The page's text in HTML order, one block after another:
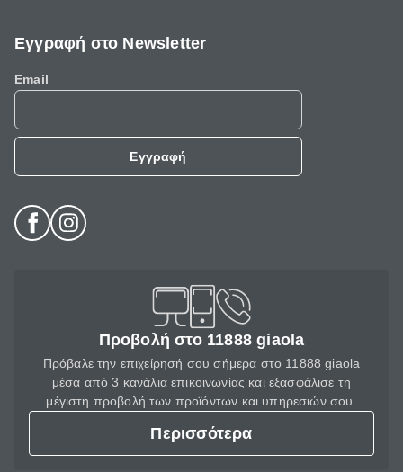
Εγγραφή στο Newsletter
Email
Εγγραφή
Προβολή στο 11888 giaola
Πρόβαλε την επιχείρησή σου σήμερα στο 11888 giaola
μέσα από 3 κανάλια επικοινωνίας και εξασφάλισε τη
μέγιστη προβολή των προϊόντων και υπηρεσιών σου.
Περισσότερα